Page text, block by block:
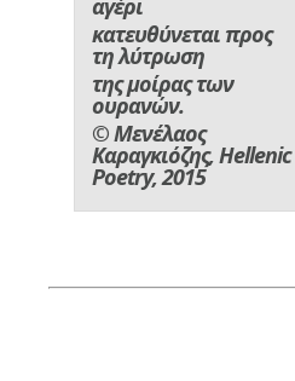
αγέρι
κατευθύνεται προς
τη λύτρωση
της μοίρας των
ουρανών.
© Μενέλαος
Καραγκιόζης, Hellenic
Poetry, 2015